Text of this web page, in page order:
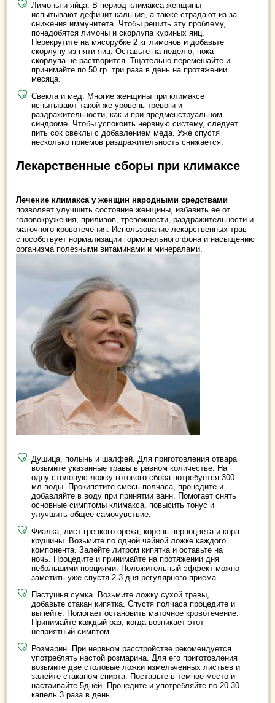
Лимоны и яйца. В период климакса женщины
испытывают дефицит кальция, а также страдают из-за
снижения иммунитета. Чтобы решить эту проблему,
понадобятся лимоны и скорлупа куриных яиц.
Перекрутите на мясорубке 2 кг лимонов и добавьте
скорлупу из пяти яиц. Оставьте на неделю, пока
скорлупа не растворится. Тщательно перемешайте и
принимайте по 50 гр. три раза в день на протяжении
месяца.
Свекла и мед. Многие женщины при климаксе
испытывают такой же уровень тревоги и
раздражительности, как и при предменструальном
синдроме. Чтобы успокоить нервную систему, следует
пить сок свеклы с добавлением меда. Уже спустя
несколько приемов раздражительность снижается.
Лекарственные сборы при климаксе
Лечение климакса у женщин народными средствами
позволяет улучшить состояние женщины, избавить ее от
головокружения, приливов, тревожности, раздражительности и
маточного кровотечения. Использование лекарственных трав
способствует нормализации гормонального фона и насыщению
организма полезными витаминами и минералами.
Душица, полынь и шалфей. Для приготовления отвара
возьмите указанные травы в равном количестве. На
одну столовую ложку готового сбора потребуется 300
мл воды. Прокипятите смесь полчаса, процедите и
добавляйте в воду при принятии ванн. Помогает снять
основные симптомы климакса, повысить тонус и
улучшить общее самочувствие.
Фиалка, лист грецкого ореха, корень первоцвета и кора
крушины. Возьмите по одной чайной ложке каждого
компонента. Залейте литром кипятка и оставьте на
ночь. Процедите и принимайте на протяжении дня
небольшими порциями. Положительный эффект можно
заметить уже спустя 2-3 дня регулярного приема.
Пастушья сумка. Возьмите ложку сухой травы,
добавьте стакан кипятка. Спустя полчаса процедите и
выпейте. Помогает остановить маточное кровотечение.
Принимайте каждый раз, когда возникает этот
неприятный симптом.
Розмарин. При нервном расстройстве рекомендуется
употреблять настой розмарина. Для его приготовления
возьмите две столовые ложки измельченных листьев и
залейте стаканом спирта. Поставьте в темное место и
настаивайте 5дней. Процедите и употребляйте по 20-30
капель 3 раза в день.